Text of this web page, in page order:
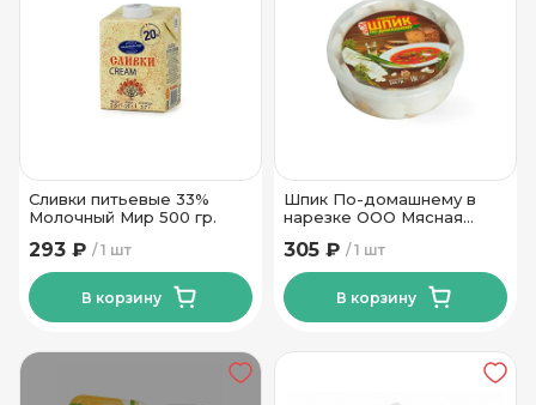
Сливки питьевые 33%
Молочный Мир 500 гр.
1 шт
293 ₽
В корзину
Шпик По-домашнему в
нарезке ООО Мясная
1 шт
305 ₽
В корзину